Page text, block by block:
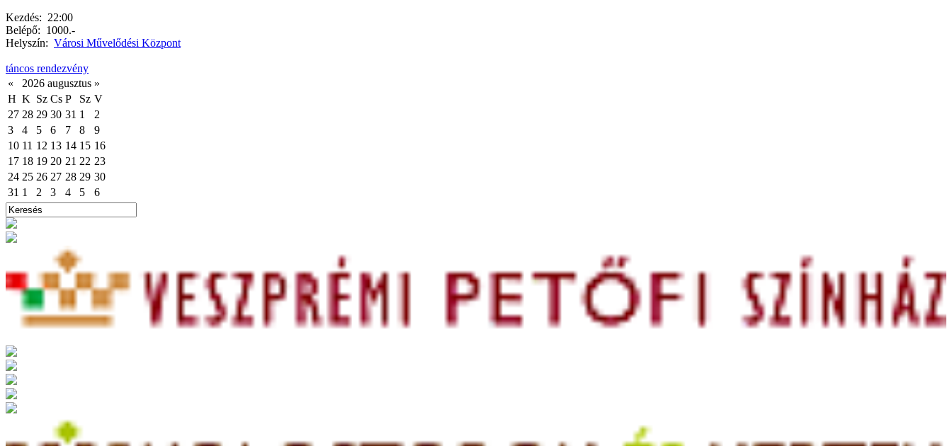
Kezdés: 22:00
Belépő: 1000.-
Helyszín: Városi Művelődési Központ
táncos rendezvény
«
2026 augusztus »
H K Sz Cs P Sz V
27 28 29 30 31 1
2
3
4 5 6 7 8
9
10 11 12 13 14 15 16
17 18 19 20 21 22 23
24 25 26 27 28 29 30
31 1 2 3 4 5 6